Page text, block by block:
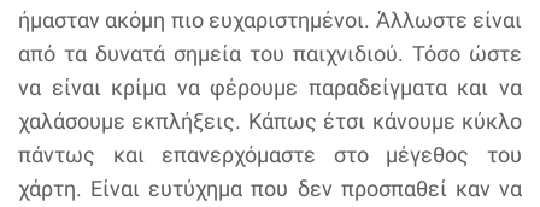
ήμασταν ακόμη πιο ευχαριστημένοι. Άλλωστε είναι
από τα δυνατά σημεία του παιχνιδιού. Τόσο ώστε
να είναι κρίμα να φέρουμε παραδείγματα και να
χαλάσουμε εκπλήξεις. Κάπως έτσι κάνουμε κύκλο
πάντως και επανερχόμαστε στο μέγεθος του
χάρτη. Είναι ευτύχημα που δεν προσπαθεί καν να